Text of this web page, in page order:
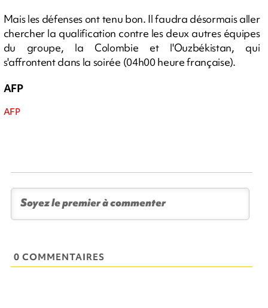
Mais les défenses ont tenu bon. Il faudra désormais aller
chercher la qualification contre les deux autres équipes
du groupe, la Colombie et l'Ouzbékistan, qui
s'affrontent dans la soirée (04h00 heure française).
AFP
AFP
0 COMMENTAIRES